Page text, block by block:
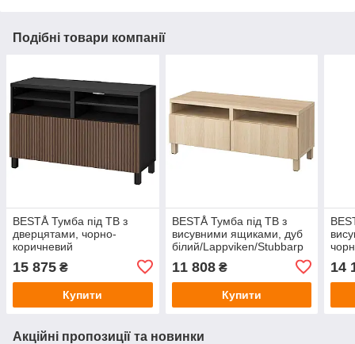
Подібні товари компанії
BESTÅ Тумба під ТВ з
дверцятами, чорно-
коричневий
Björköviken/Stubbarp/шпон
дуба коричневого морилу,
120x42x74 см IKEA
294.204.92
15 875 ₴
Купити
BESTÅ Тумба під ТВ з
висувними ящиками, дуб
білий/Lappviken/Stubbarp
білий дуб, 120x42x48 см
IKEA 991.883.43
11 808₴
Купити
14
Акційні пропозиції та новинки